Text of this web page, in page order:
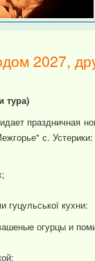
2027,
тура)
праздничная
с. Устерики:
кухни:
огурцы и